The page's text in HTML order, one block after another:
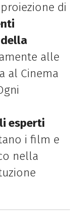
di
alle
al Cinema
esperti
i film e
nella